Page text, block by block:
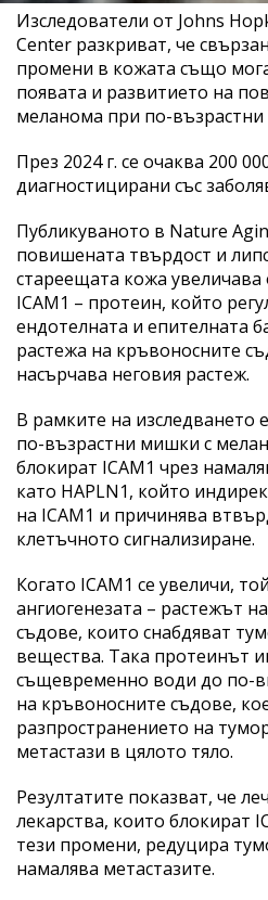
Изследователи от Johns
Center разкриват, че
промени в кожата също
появата и развитието на
меланома при по-възрастни
През 2024 г. се очаква 200
диагностицирани със
Публикуваното в Nature
повишената твърдост и
стареещата кожа
ICAM1 – протеин, който
ендотелната и епителната
растежа на кръвоносните
насърчава неговия растеж.
В рамките на изследването
по-възрастни мишки с
блокират ICAM1 чрез
като HAPLN1, който
на ICAM1 и причинява
клетъчното сигнализиране.
Когато ICAM1 се увеличи,
ангиогенезата – растежът
съдове, които снабдяват
вещества. Така протеинът
същевременно води до по-
на кръвоносните съдове,
разпространението на
метастази в цялото тяло.
Резултатите показват, че
лекарства, които блокират
тези промени, редуцира
намалява метастазите.